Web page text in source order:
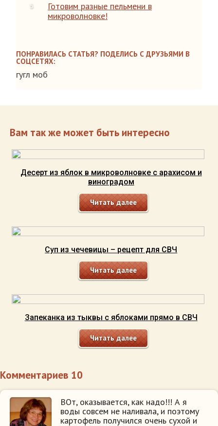
Готовим разные пельмени в
микроволновке!
ПОНРАВИЛАСЬ СТАТЬЯ? ПОДЕЛИСЬ С ДРУЗЬЯМИ В
СОЦСЕТЯХ:
гугл моб
Вам так же может быть интересно
Десерт из яблок в микроволновке с арахисом и
виноградом
Читать далее
Суп из чечевицы – рецепт для СВЧ
Читать далее
Запеканка из тыквы с яблоками прямо в СВЧ
Читать далее
Комментариев 10
ВОт, оказывается, как надо!!! А я
воды совсем не наливала, и поэтому
картофель получился очень сухой и